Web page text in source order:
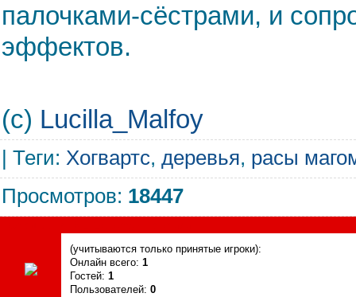
палочками-сёстрами, и
эффектов.
(c) Lucilla_Malfoy
| Теги: Хогвартс, деревья, расы
Просмотров: 18447
(учитываются только принятые игроки):
Онлайн всего: 1
Гостей: 1
Пользователей: 0